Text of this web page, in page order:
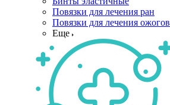
Повязки для лечения ран
Повязки для лечения ожогов
Еще